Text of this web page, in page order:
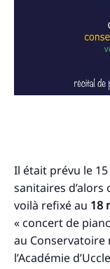
Il était prévu le
sanitaires
voilà refixé au 18
« concert de
au Conservatoire
l’Académie